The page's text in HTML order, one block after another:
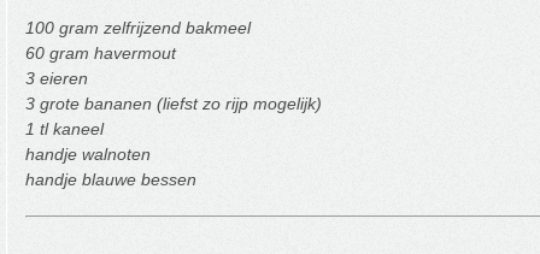
100 gram zelfrijzend bakmeel
60 gram havermout
3 eieren
3 grote bananen (liefst zo rijp mogelijk)
1 tl kaneel
handje walnoten
handje blauwe bessen